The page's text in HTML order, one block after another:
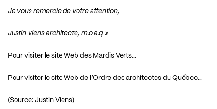
Je vous remercie de votre attention,
Justin Viens architecte, m.o.a.q »
Pour visiter le site Web des Mardis Verts…
Pour visiter le site Web de l’Ordre des architectes du Québec…
(Source: Justin Viens)